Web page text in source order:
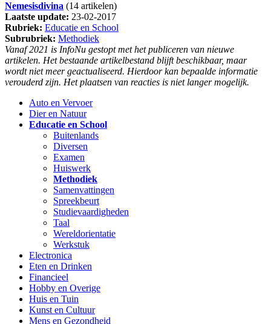
Nemesisdivina (14 artikelen)
Laatste update: 23-02-2017
Rubriek: Educatie en School
Subrubriek: Methodiek
Vanaf 2021 is InfoNu gestopt met het publiceren van nieuwe
artikelen. Het bestaande artikelbestand blijft beschikbaar, maar
wordt niet meer geactualiseerd. Hierdoor kan bepaalde informatie
verouderd zijn. Het plaatsen van reacties is niet langer mogelijk.
Auto en Vervoer
Dier en Natuur
Educatie en School
Buitenlands
Diversen
Examen
Huiswerk
Methodiek
Samenvattingen
Spreekbeurt
Studievaardigheden
Taal
Wereldorientatie
Werkstuk
Electronica
Eten en Drinken
Financieel
Hobby en Overige
Huis en Tuin
Kunst en Cultuur
Mens en Gezondheid